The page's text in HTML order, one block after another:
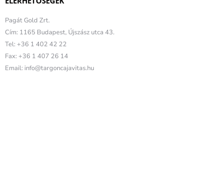
Pagát Gold Zrt.
Cím: 1165 Budapest, Újszász utca 43.
Tel: +36 1 402 42 22
Fax: +36 1 407 26 14
Email: info@targoncajavitas.hu